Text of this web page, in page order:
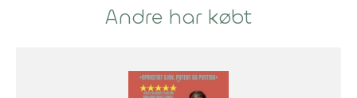
Andre har købt